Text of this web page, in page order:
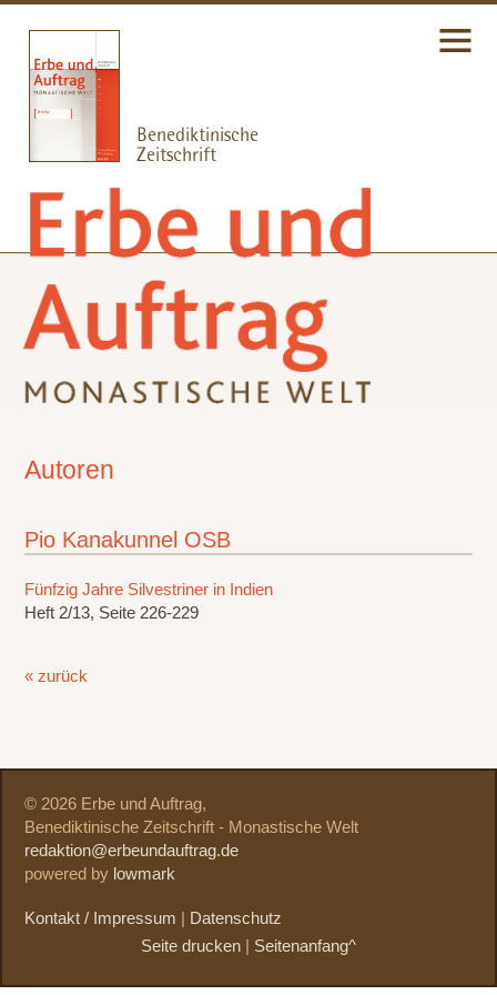
Autoren
Pio Kanakunnel OSB
Fünfzig Jahre Silvestriner in Indien
Heft 2/13, Seite 226-229
« zurück
© 2026 Erbe und Auftrag,
Benediktinische Zeitschrift - Monastische Welt
redaktion@erbeundauftrag.de
powered by lowmark
Kontakt / Impressum
Datenschutz
Seite drucken
Seitenanfang^